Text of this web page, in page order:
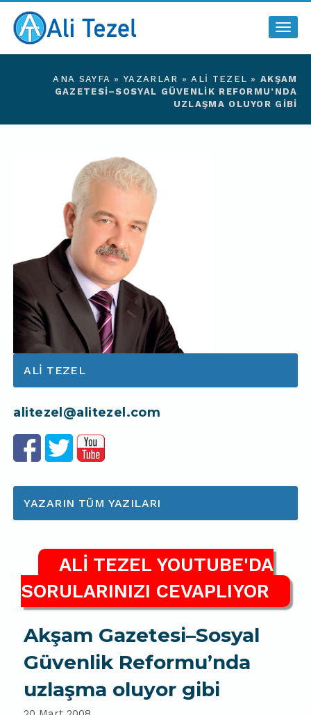
ANA SAYFA »YAZARLAR »ALI TEZEL »AKŞAM
GAZETESI–SOSYAL GÜVENLIK REFORMU’NDA
UZLAŞMA OLUYOR GIBI
ALI TEZEL
alitezel@alitezel.com
YAZARIN TÜM YAZILARI
ALİ TEZEL YOUTUBE'DA
SORULARINIZI CEVAPLIYOR
Akşam Gazetesi–Sosyal
Güvenlik Reformu’nda
uzlaşma oluyor gibi